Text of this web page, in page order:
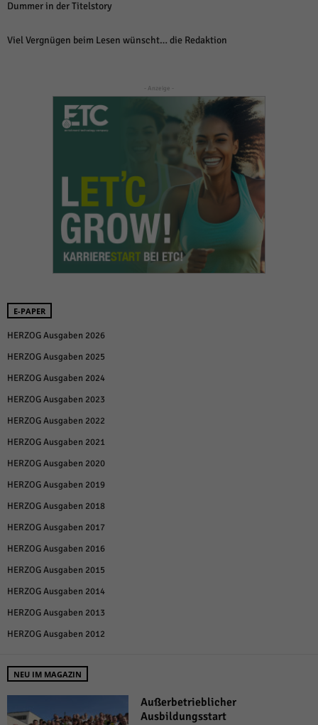
Dummer in der Titelstory
Viel Vergnügen beim Lesen wünscht… die Redaktion
- Anzeige -
E-PAPER
HERZOG Ausgaben 2026
HERZOG Ausgaben 2025
HERZOG Ausgaben 2024
HERZOG Ausgaben 2023
HERZOG Ausgaben 2022
HERZOG Ausgaben 2021
HERZOG Ausgaben 2020
HERZOG Ausgaben 2019
HERZOG Ausgaben 2018
HERZOG Ausgaben 2017
HERZOG Ausgaben 2016
HERZOG Ausgaben 2015
HERZOG Ausgaben 2014
HERZOG Ausgaben 2013
HERZOG Ausgaben 2012
NEU IM MAGAZIN
Außerbetrieblicher
Ausbildungsstart